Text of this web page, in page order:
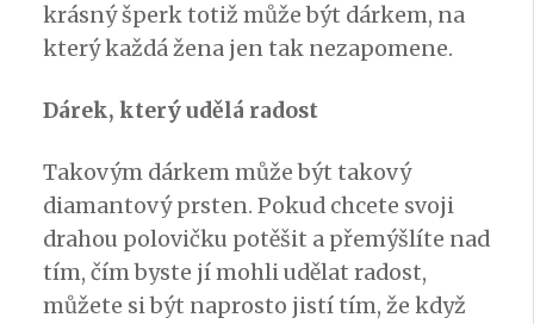
krásný šperk totiž může být dárkem, na
který každá žena jen tak nezapomene.
Dárek, který udělá radost
Takovým dárkem může být takový
diamantový prsten. Pokud chcete svoji
drahou polovičku potěšit a přemýšlíte nad
tím, čím byste jí mohli udělat radost,
můžete si být naprosto jistí tím, že když